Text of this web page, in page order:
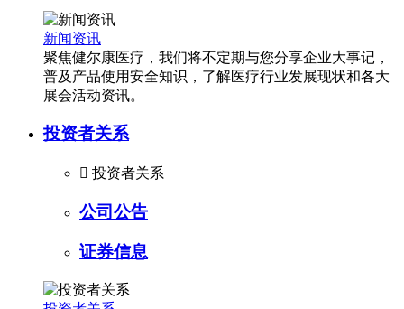
新闻资讯
聚焦健尔康医疗，我们将不定期与您分享企业大事记，
普及产品使用安全知识，了解医疗行业发展现状和各大
展会活动资讯。
投资者关系
 投资者关系
公司公告
证券信息